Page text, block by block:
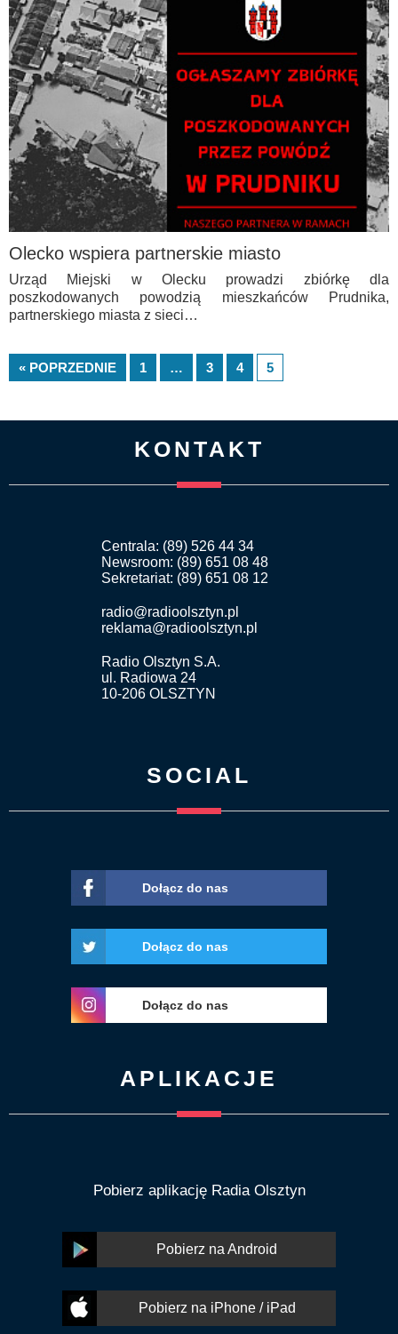
Olecko wspiera partnerskie miasto
Urząd Miejski w Olecku prowadzi zbiórkę dla
poszkodowanych powodzią mieszkańców Prudnika,
partnerskiego miasta z sieci…
« POPRZEDNIE 1 … 3 4 5
KONTAKT
Centrala: (89) 526 44 34
Newsroom: (89) 651 08 48
Sekretariat: (89) 651 08 12
radio@radioolsztyn.pl
reklama@radioolsztyn.pl
Radio Olsztyn S.A.
ul. Radiowa 24
10-206 OLSZTYN
SOCIAL
Dołącz do nas
Dołącz do nas
Dołącz do nas
APLIKACJE
Pobierz aplikację Radia Olsztyn
Pobierz na Android
Pobierz na iPhone / iPad